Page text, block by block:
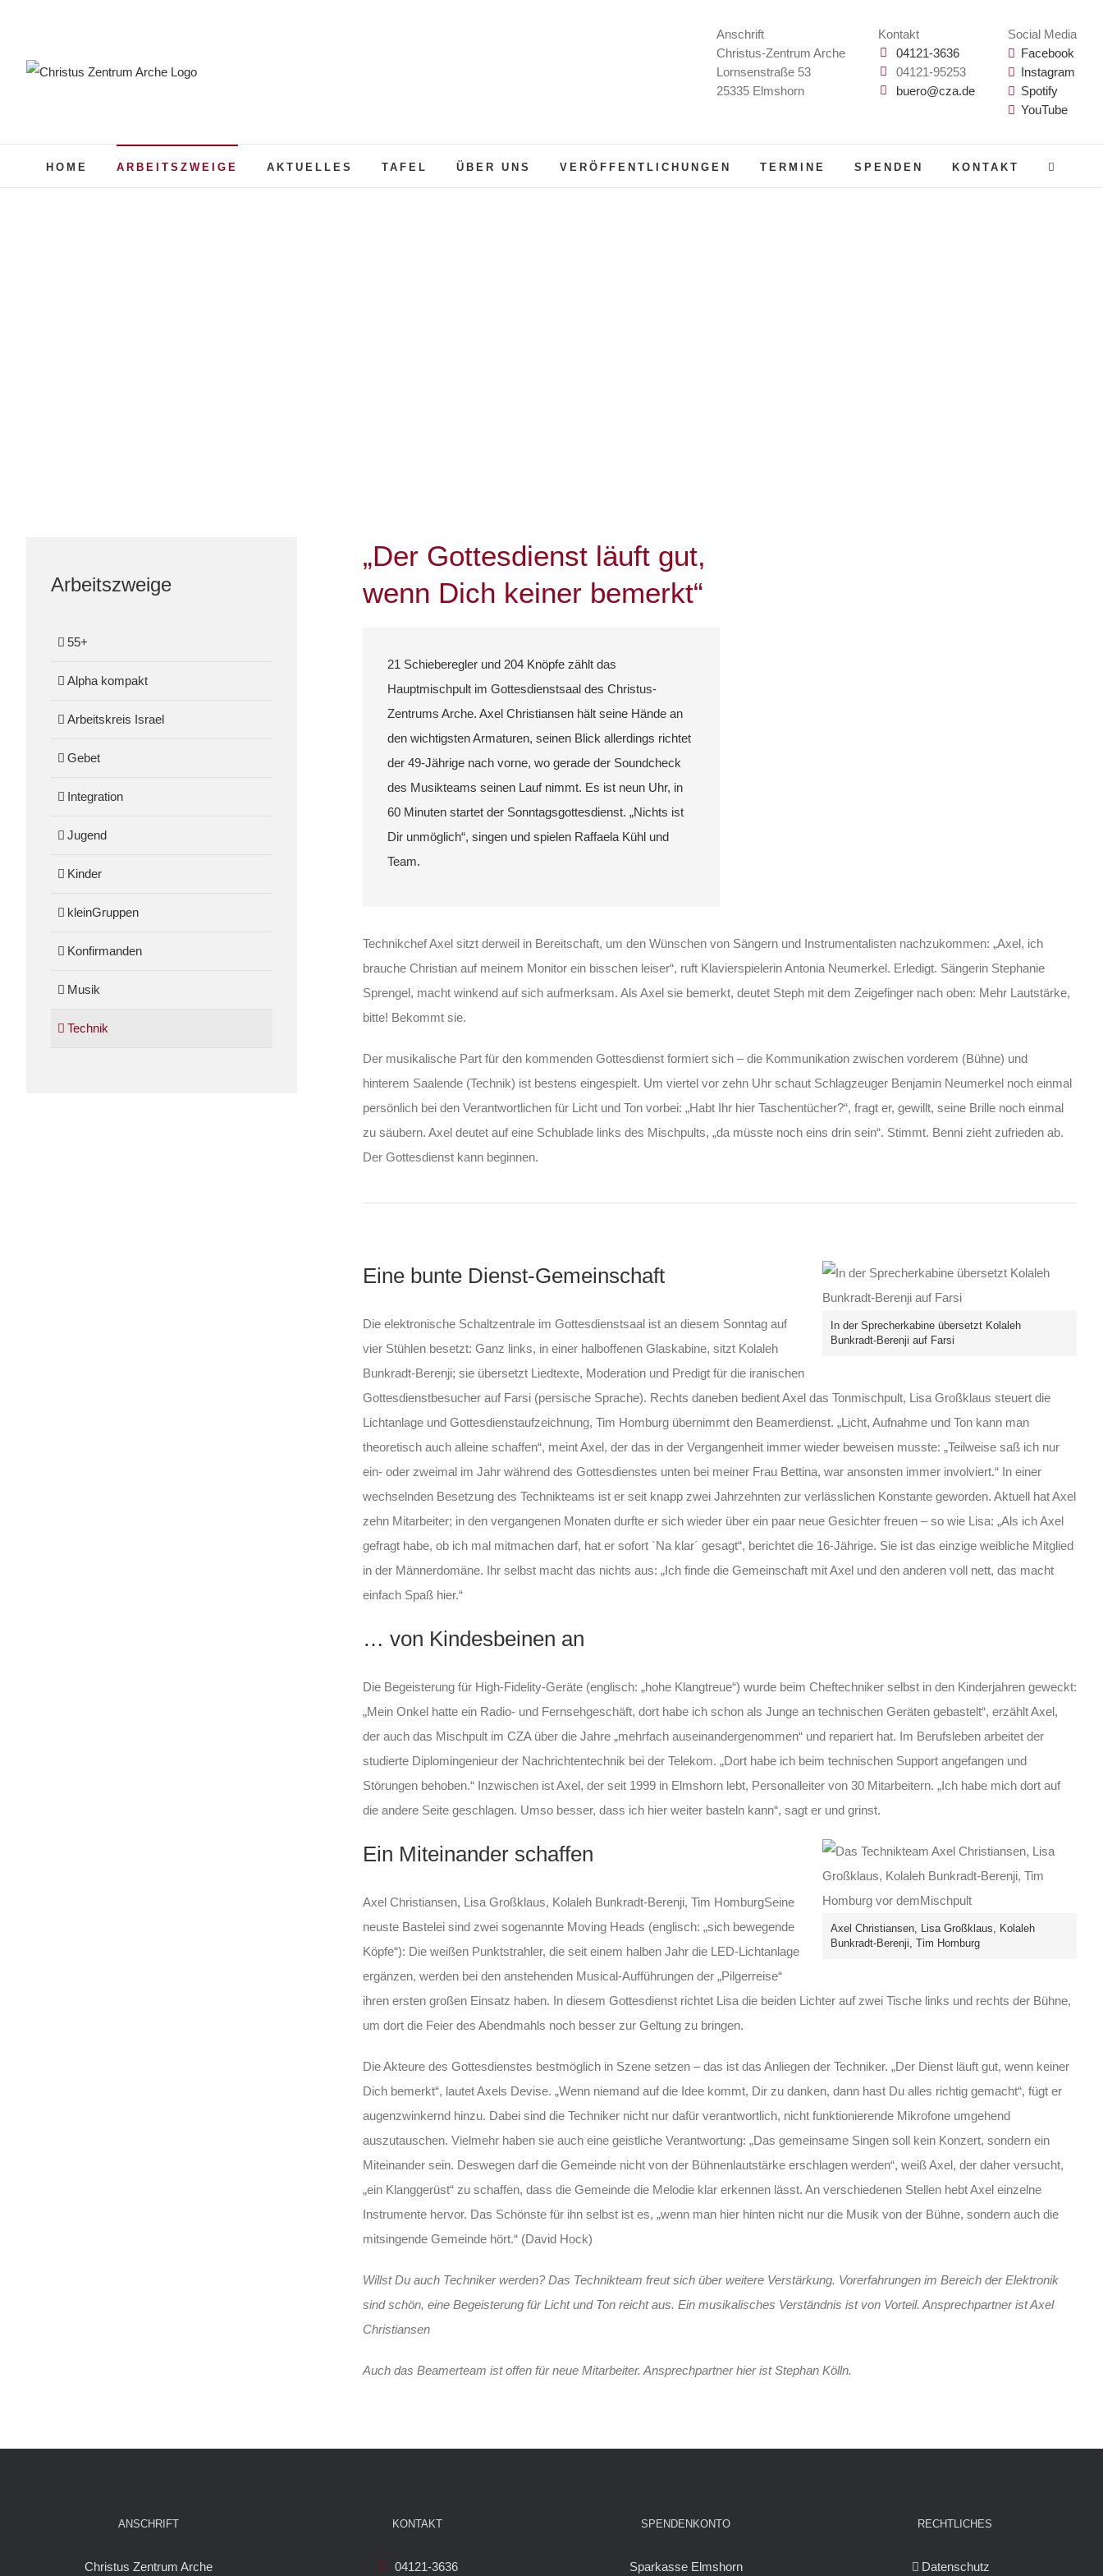
springen
Anschrift
Christus-Zentrum Arche
Lornsenstraße 53
25335 Elmshorn
Kontakt
04121-3636
04121-95253
buero@cza.de
Social Media
Facebook
Instagram
Spotify
YouTube
HOME ARBEITSZWEIGE AKTUELLES TAFEL ÜBER UNS VERÖFFENTLICHUNGEN TERMINE SPENDEN KONTAKT
„Der Gottesdienst läuft gut,
wenn Dich keiner bemerkt“
21 Schieberegler und 204 Knöpfe zählt das
Hauptmischpult im Gottesdienstsaal des Christus-
Zentrums Arche. Axel Christiansen hält seine Hände an
den wichtigsten Armaturen, seinen Blick allerdings richtet
der 49-Jährige nach vorne, wo gerade der Soundcheck
des Musikteams seinen Lauf nimmt. Es ist neun Uhr, in
60 Minuten startet der Sonntagsgottesdienst. „Nichts ist
Dir unmöglich“, singen und spielen Raffaela Kühl und
Team.
Technikchef Axel sitzt derweil in Bereitschaft, um den Wünschen von Sängern und Instrumentalisten nachzukommen: „Axel, ich
brauche Christian auf meinem Monitor ein bisschen leiser“, ruft Klavierspielerin Antonia Neumerkel. Erledigt. Sängerin Stephanie
Sprengel, macht winkend auf sich aufmerksam. Als Axel sie bemerkt, deutet Steph mit dem Zeigefinger nach oben: Mehr Lautstärke,
bitte! Bekommt sie.
Der musikalische Part für den kommenden Gottesdienst formiert sich – die Kommunikation zwischen vorderem (Bühne) und
hinterem Saalende (Technik) ist bestens eingespielt. Um viertel vor zehn Uhr schaut Schlagzeuger Benjamin Neumerkel noch einmal
persönlich bei den Verantwortlichen für Licht und Ton vorbei: „Habt Ihr hier Taschentücher?“, fragt er, gewillt, seine Brille noch einmal
zu säubern. Axel deutet auf eine Schublade links des Mischpults, „da müsste noch eins drin sein“. Stimmt. Benni zieht zufrieden ab.
Der Gottesdienst kann beginnen.
In der Sprecherkabine übersetzt Kolaleh
Bunkradt-Berenji auf Farsi
Eine bunte Dienst-Gemeinschaft
Die elektronische Schaltzentrale im Gottesdienstsaal ist an diesem Sonntag auf
vier Stühlen besetzt: Ganz links, in einer halboffenen Glaskabine, sitzt Kolaleh
Bunkradt-Berenji; sie übersetzt Liedtexte, Moderation und Predigt für die iranischen
Gottesdienstbesucher auf Farsi (persische Sprache). Rechts daneben bedient Axel das Tonmischpult, Lisa Großklaus steuert die
Lichtanlage und Gottesdienstaufzeichnung, Tim Homburg übernimmt den Beamerdienst. „Licht, Aufnahme und Ton kann man
theoretisch auch alleine schaffen“, meint Axel, der das in der Vergangenheit immer wieder beweisen musste: „Teilweise saß ich nur
ein- oder zweimal im Jahr während des Gottesdienstes unten bei meiner Frau Bettina, war ansonsten immer involviert.“ In einer
wechselnden Besetzung des Technikteams ist er seit knapp zwei Jahrzehnten zur verlässlichen Konstante geworden. Aktuell hat Axel
zehn Mitarbeiter; in den vergangenen Monaten durfte er sich wieder über ein paar neue Gesichter freuen – so wie Lisa: „Als ich Axel
gefragt habe, ob ich mal mitmachen darf, hat er sofort `Na klar´ gesagt“, berichtet die 16-Jährige. Sie ist das einzige weibliche Mitglied
in der Männerdomäne. Ihr selbst macht das nichts aus: „Ich finde die Gemeinschaft mit Axel und den anderen voll nett, das macht
einfach Spaß hier.“
… von Kindesbeinen an
Die Begeisterung für High-Fidelity-Geräte (englisch: „hohe Klangtreue“) wurde beim Cheftechniker selbst in den Kinderjahren geweckt:
„Mein Onkel hatte ein Radio- und Fernsehgeschäft, dort habe ich schon als Junge an technischen Geräten gebastelt“, erzählt Axel,
der auch das Mischpult im CZA über die Jahre „mehrfach auseinandergenommen“ und repariert hat. Im Berufsleben arbeitet der
studierte Diplomingenieur der Nachrichtentechnik bei der Telekom. „Dort habe ich beim technischen Support angefangen und
Störungen behoben.“ Inzwischen ist Axel, der seit 1999 in Elmshorn lebt, Personalleiter von 30 Mitarbeitern. „Ich habe mich dort auf
die andere Seite geschlagen. Umso besser, dass ich hier weiter basteln kann“, sagt er und grinst.
Axel Christiansen, Lisa Großklaus, Kolaleh
Bunkradt-Berenji, Tim Homburg
Ein Miteinander schaffen
Axel Christiansen, Lisa Großklaus, Kolaleh Bunkradt-Berenji, Tim HomburgSeine
neuste Bastelei sind zwei sogenannte Moving Heads (englisch: „sich bewegende
Köpfe“): Die weißen Punktstrahler, die seit einem halben Jahr die LED-Lichtanlage
ergänzen, werden bei den anstehenden Musical-Aufführungen der „Pilgerreise“
ihren ersten großen Einsatz haben. In diesem Gottesdienst richtet Lisa die beiden Lichter auf zwei Tische links und rechts der Bühne,
um dort die Feier des Abendmahls noch besser zur Geltung zu bringen.
Die Akteure des Gottesdienstes bestmöglich in Szene setzen – das ist das Anliegen der Techniker. „Der Dienst läuft gut, wenn keiner
Dich bemerkt“, lautet Axels Devise. „Wenn niemand auf die Idee kommt, Dir zu danken, dann hast Du alles richtig gemacht“, fügt er
augenzwinkernd hinzu. Dabei sind die Techniker nicht nur dafür verantwortlich, nicht funktionierende Mikrofone umgehend
auszutauschen. Vielmehr haben sie auch eine geistliche Verantwortung: „Das gemeinsame Singen soll kein Konzert, sondern ein
Miteinander sein. Deswegen darf die Gemeinde nicht von der Bühnenlautstärke erschlagen werden“, weiß Axel, der daher versucht,
„ein Klanggerüst“ zu schaffen, dass die Gemeinde die Melodie klar erkennen lässt. An verschiedenen Stellen hebt Axel einzelne
Instrumente hervor. Das Schönste für ihn selbst ist es, „wenn man hier hinten nicht nur die Musik von der Bühne, sondern auch die
mitsingende Gemeinde hört.“ (David Hock)
Willst Du auch Techniker werden? Das Technikteam freut sich über weitere Verstärkung. Vorerfahrungen im Bereich der Elektronik
sind schön, eine Begeisterung für Licht und Ton reicht aus. Ein musikalisches Verständnis ist von Vorteil. Ansprechpartner ist Axel
Christiansen
Auch das Beamerteam ist offen für neue Mitarbeiter. Ansprechpartner hier ist Stephan Kölln.
Arbeitszweige
55+
Alpha kompakt
Arbeitskreis Israel
Gebet
Integration
Jugend
Kinder
kleinGruppen
Konfirmanden
Musik
Technik
ANSCHRIFT
Christus Zentrum Arche
KONTAKT
04121-3636
SPENDENKONTO
Sparkasse Elmshorn
RECHTLICHES
Datenschutz